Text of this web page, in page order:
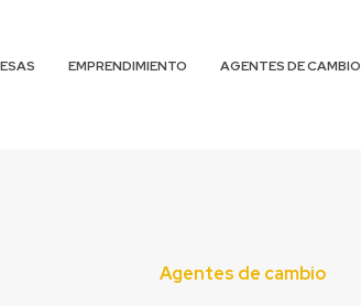
EMPRENDIMIENTO AGENTES DE CAMBIO
Agentes de cambio